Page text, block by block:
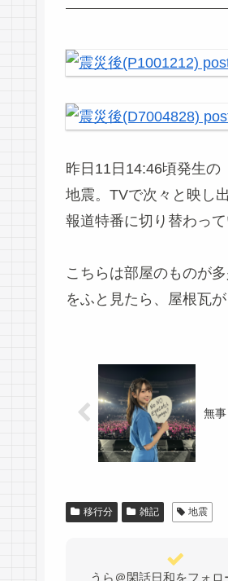
昨日11日14:46頃発生の
地震。TVで次々と映し
報道特番に切り替わっ
こちらは部屋のものが
をふと見たら、屋根瓦
無事
移行分 雑記 地震
うら＠閑話日和をフォロ